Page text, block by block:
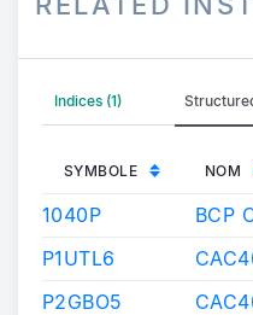
Indices (1)
SYMBOLE NOM
1040P BCP
P1UTL6
P2GBO5